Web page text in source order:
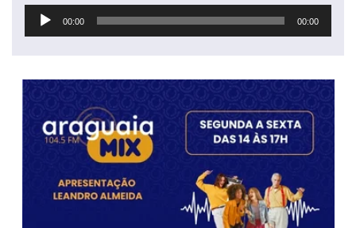
Tocador
00:00 00:00